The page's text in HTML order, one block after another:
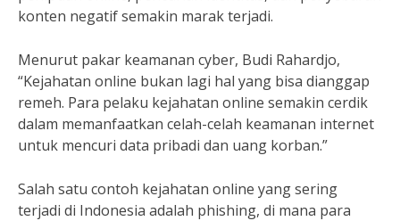
konten negatif semakin marak terjadi.
Menurut pakar keamanan cyber, Budi Rahardjo,
“Kejahatan online bukan lagi hal yang bisa dianggap
remeh. Para pelaku kejahatan online semakin cerdik
dalam memanfaatkan celah-celah keamanan internet
untuk mencuri data pribadi dan uang korban.”
Salah satu contoh kejahatan online yang sering
terjadi di Indonesia adalah phishing, di mana para